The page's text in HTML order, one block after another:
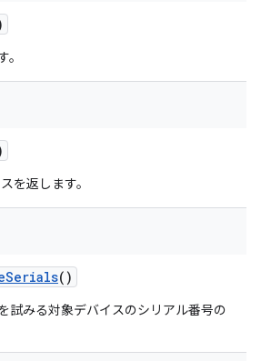
を返します。
Serials()
試みる対象デバイスのシリアル番号の